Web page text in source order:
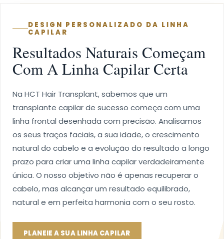
DESIGN PERSONALIZADO DA LINHA
CAPILAR
Resultados Naturais Começam
Com A Linha Capilar Certa
Na HCT Hair Transplant, sabemos que um
transplante capilar de sucesso começa com uma
linha frontal desenhada com precisão. Analisamos
os seus traços faciais, a sua idade, o crescimento
natural do cabelo e a evolução do resultado a longo
prazo para criar uma linha capilar verdadeiramente
única. O nosso objetivo não é apenas recuperar o
cabelo, mas alcançar um resultado equilibrado,
natural e em perfeita harmonia com o seu rosto.
PLANEIE A SUA LINHA CAPILAR